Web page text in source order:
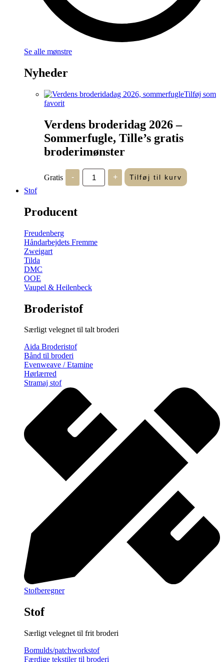
Se alle mønstre
Nyheder
Tilføj som
favorit
Verdens broderidag 2026 –
Sommerfugle, Tille’s gratis
broderimønster
Gratis -
Verdens
broderidag
2026
+ Tilføj til kurv
Stof
Producent
Freudenberg
Håndarbejdets Fremme
Zweigart
Tilda
DMC
OOE
Vaupel & Heilenbeck
Broderistof
Særligt velegnet til talt broderi
Aida Broderistof
Bånd til broderi
Evenweave / Etamine
Hørlærred
Stramaj stof
Stofberegner
Stof
Særligt velegnet til frit broderi
Bomulds/patchworkstof
Færdige tekstiler til broderi